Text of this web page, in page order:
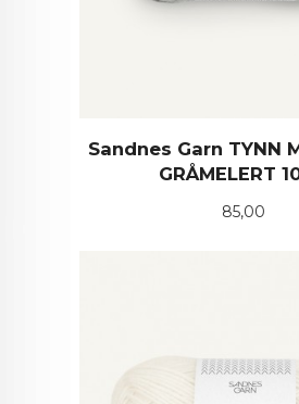
Sandnes Garn TYNN
GRÅMELERT
Pris
85,00